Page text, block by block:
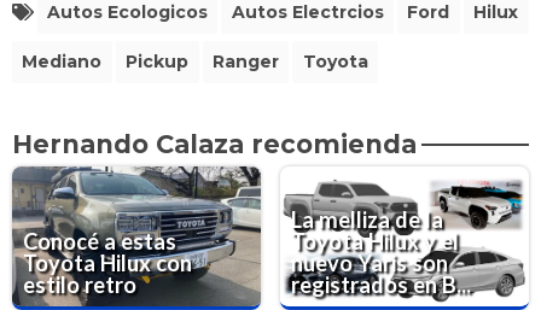
Autos Ecologicos Autos Electrcios Ford Hilux
Mediano Pickup Ranger Toyota
Hernando Calaza recomienda
Conocé a estas
Toyota Hilux con
estilo retro
La melliza de la
Toyota Hilux y el
nuevo Yaris son
registrados en B...